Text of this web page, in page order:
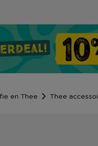
en Thee Thee